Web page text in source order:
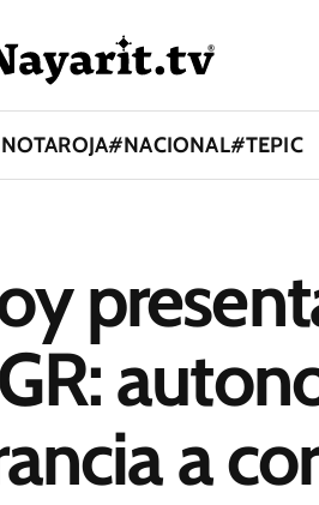
NOTAROJA#NACIONAL#TEPIC
a